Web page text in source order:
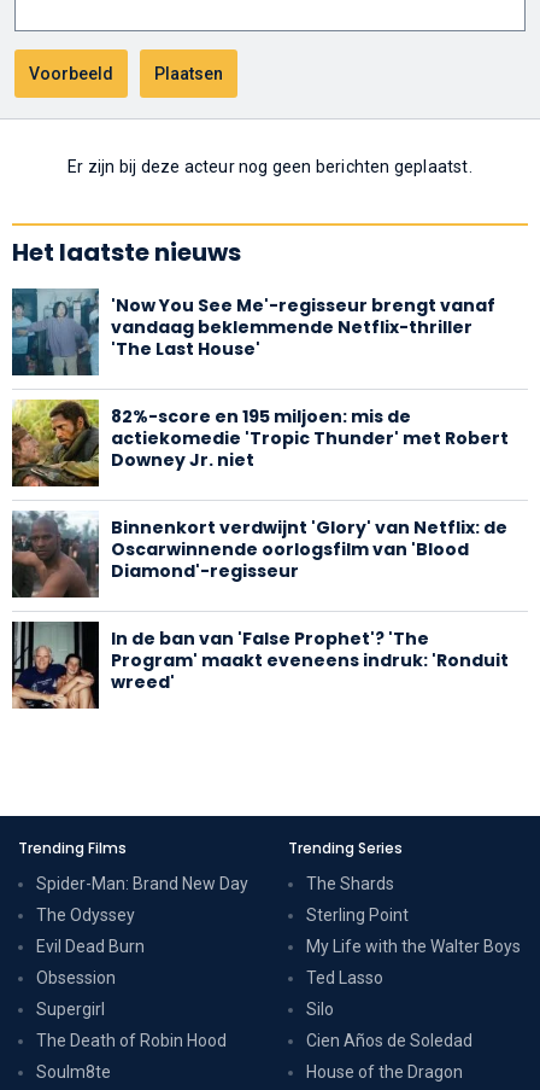
Er zijn bij deze acteur nog geen berichten geplaatst.
Het laatste nieuws
'Now You See Me'-regisseur brengt vanaf
vandaag beklemmende Netflix-thriller
'The Last House'
82%-score en 195 miljoen: mis de
actiekomedie 'Tropic Thunder' met Robert
Downey Jr. niet
Binnenkort verdwijnt 'Glory' van Netflix: de
Oscarwinnende oorlogsfilm van 'Blood
Diamond'-regisseur
In de ban van 'False Prophet'? 'The
Program' maakt eveneens indruk: 'Ronduit
wreed'
Trending Films
Spider-Man: Brand New Day
The Odyssey
Evil Dead Burn
Obsession
Supergirl
The Death of Robin Hood
Soulm8te
Trending Series
The Shards
Sterling Point
My Life with the Walter Boys
Ted Lasso
Silo
Cien Años de Soledad
House of the Dragon